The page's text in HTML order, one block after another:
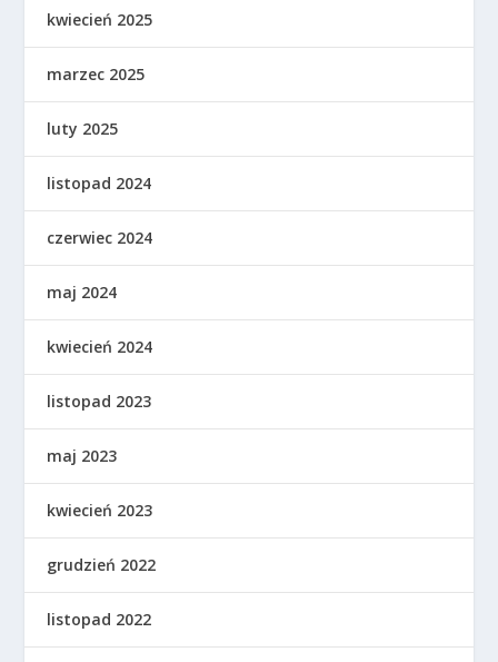
kwiecień 2025
marzec 2025
luty 2025
listopad 2024
czerwiec 2024
maj 2024
kwiecień 2024
listopad 2023
maj 2023
kwiecień 2023
grudzień 2022
listopad 2022